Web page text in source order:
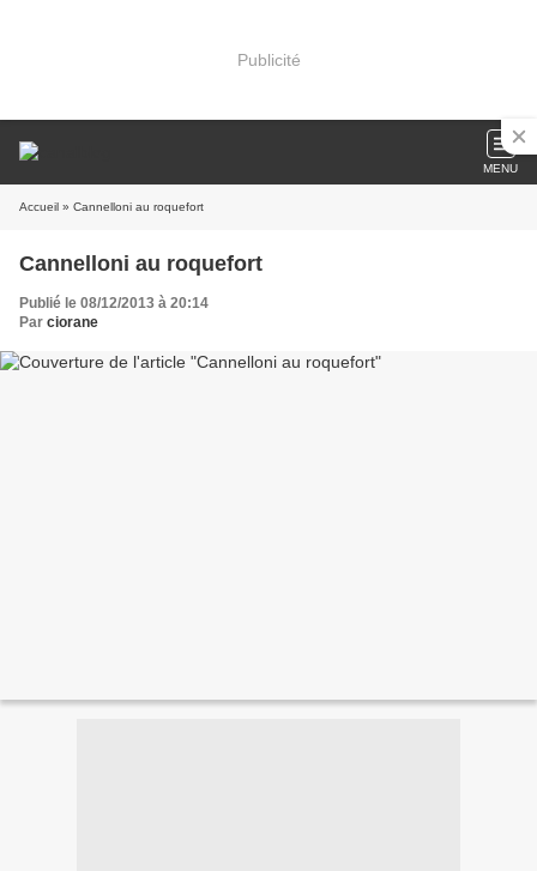
Publicité
MENU
Accueil » Cannelloni au roquefort
Cannelloni au roquefort
Publié le 08/12/2013 à 20:14
Par ciorane